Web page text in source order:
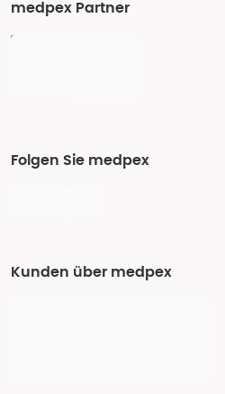
medpex Partner
Folgen Sie medpex
Kunden über medpex